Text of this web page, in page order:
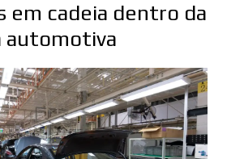
em cadeia dentro da
automotiva